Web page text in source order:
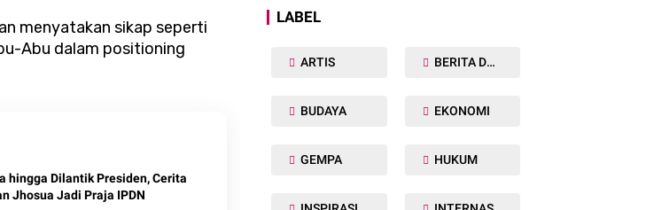
menyatakan sikap seperti
Abu dalam positioning
hingga Dilantik Presiden, Cerita
Jhosua Jadi Praja IPDN
LABEL
ARTIS BERITA DAERAH
BUDAYA EKONOMI
GEMPA HUKUM